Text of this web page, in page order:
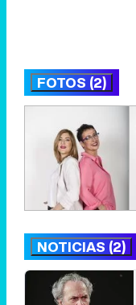
FOTOS (2)
NOTICIAS (2)